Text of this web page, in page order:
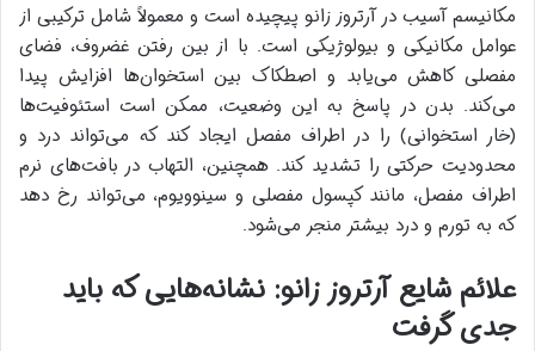
مکانیسم آسیب در آرتروز زانو پیچیده است و معمولاً شامل ترکیبی از
عوامل مکانیکی و بیولوژیکی است. با از بین رفتن غضروف، فضای
مفصلی کاهش می‌یابد و اصطکاک بین استخوان‌ها افزایش پیدا
می‌کند. بدن در پاسخ به این وضعیت، ممکن است استئوفیت‌ها
(خار استخوانی) را در اطراف مفصل ایجاد کند که می‌تواند درد و
محدودیت حرکتی را تشدید کند. همچنین، التهاب در بافت‌های نرم
اطراف مفصل، مانند کپسول مفصلی و سینوویوم، می‌تواند رخ دهد
که به تورم و درد بیشتر منجر می‌شود.
علائم شایع آرتروز زانو: نشانه‌هایی که باید
جدی گرفت